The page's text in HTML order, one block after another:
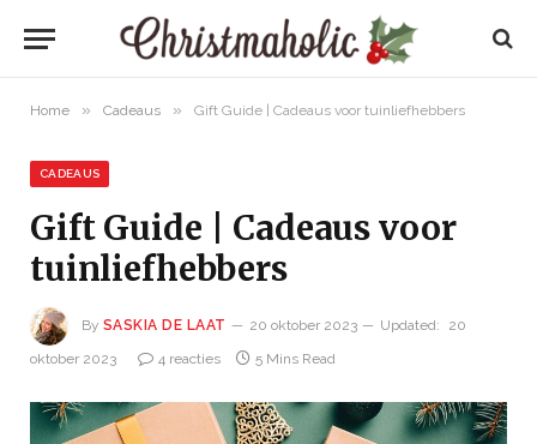
Home » Cadeaus » Gift Guide | Cadeaus voor tuinliefhebbers
CADEAUS
Gift Guide | Cadeaus voor
tuinliefhebbers
By SASKIA DE LAAT 20 oktober 2023 Updated:
20
oktober 2023
4 reacties 5 Mins Read